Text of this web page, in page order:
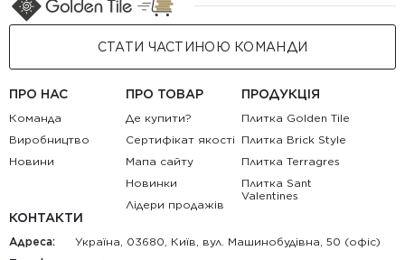
СТАТИ ЧАСТИНОЮ КОМАНДИ
ПРО НАС
Команда
Виробництво
Новини
ПРО ТОВАР
Де купити?
Сертифікат якості
Мапа сайту
Новинки
Лідери продажів
ПРОДУКЦІЯ
Плитка Golden Tile
Плитка Brick Style
Плитка Terragres
Плитка Sant
Valentines
КОНТАКТИ
Адреса:
Україна, 03680, Київ, вул. Машинобудівна, 50 (офіс)